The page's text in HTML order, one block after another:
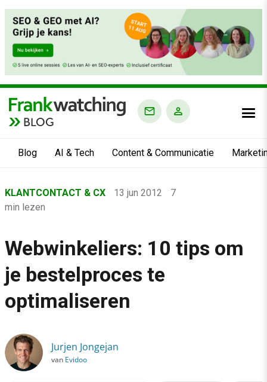
BLOG
Blog AI & Tech Content & Communicatie
›
Klantcontact & CX
Webwinkeliers: 10 tips om je bestelproces te optimaliseren
KLANTCONTACT & CX 13 jun 2012
7
min lezen
Webwinkeliers: 10 tips om
je bestelproces te
optimaliseren
Jurjen Jongejan
van Evidoo